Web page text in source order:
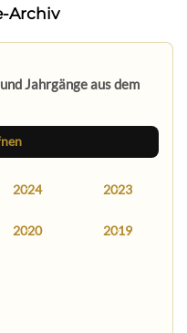
Archiv
Jahrgänge aus dem
2024 2023
2020 2019